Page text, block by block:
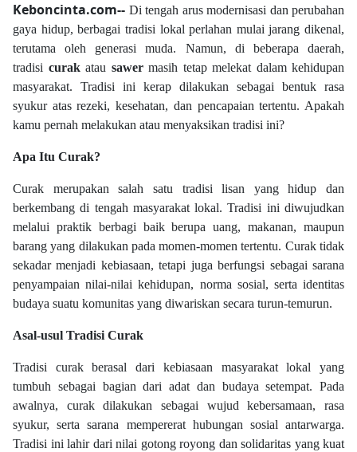
Keboncinta.com-- Di tengah arus modernisasi dan perubahan
gaya hidup, berbagai tradisi lokal perlahan mulai jarang dikenal,
terutama oleh generasi muda. Namun, di beberapa daerah,
tradisi curakatau sawermasih tetap melekat dalam kehidupan
masyarakat. Tradisi ini kerap dilakukan sebagai bentuk rasa
syukur atas rezeki, kesehatan, dan pencapaian tertentu. Apakah
kamu pernah melakukan atau menyaksikan tradisi ini?
Apa Itu Curak?
Curak merupakan salah satu tradisi lisan yang hidup dan
berkembang di tengah masyarakat lokal. Tradisi ini diwujudkan
melalui praktik berbagi baik berupa uang, makanan, maupun
barang yang dilakukan pada momen-momen tertentu. Curak tidak
sekadar menjadi kebiasaan, tetapi juga berfungsi sebagai sarana
penyampaian nilai-nilai kehidupan, norma sosial, serta identitas
budaya suatu komunitas yang diwariskan secara turun-temurun.
Asal-usul Tradisi Curak
Tradisi curak berasal dari kebiasaan masyarakat lokal yang
tumbuh sebagai bagian dari adat dan budaya setempat. Pada
awalnya, curak dilakukan sebagai wujud kebersamaan, rasa
syukur, serta sarana mempererat hubungan sosial antarwarga.
Tradisi ini lahir dari nilai gotong royong dan solidaritas yang kuat